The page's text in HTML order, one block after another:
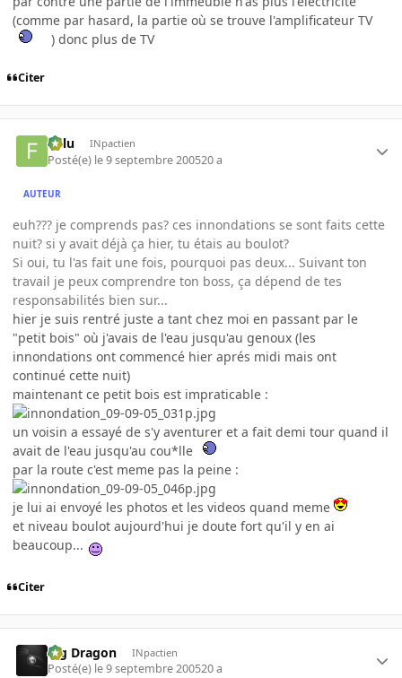
(comme par hasard, la partie où se trouve l'amplificateur TV
) donc plus de TV
Citer
Fulu INpactien
Posté(e) le 9 septembre 200520 a
AUTEUR
euh??? je comprends pas? ces innondations se sont faits cette
nuit? si y avait déjà ça hier, tu étais au boulot?
Si oui, tu l'as fait une fois, pourquoi pas deux... Suivant ton
travail je peux comprendre ton boss, ça dépend de tes
responsabilités bien sur...
hier je suis rentré juste a tant chez moi en passant par le
"petit bois" où j'avais de l'eau jusqu'au genoux (les
innondations ont commencé hier aprés midi mais ont
continué cette nuit)
maintenant ce petit bois est impraticable :
un voisin a essayé de s'y aventurer et a fait demi tour quand il
avait de l'eau jusqu'au cou*lle
par la route c'est meme pas la peine :
je lui ai envoyé les photos et les videos quand meme
et niveau boulot aujourd'hui je doute fort qu'il y en ai
beaucoup...
Citer
Big Dragon INpactien
Posté(e) le 9 septembre 200520 a